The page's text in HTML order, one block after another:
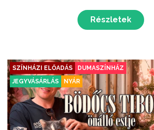
filmes szenvedély találkozik egyetlen,
Részletek
SZÍNHÁZI ELŐADÁS
DUMASZÍNHÁZ
JEGYVÁSÁRLÁS
NYÁR